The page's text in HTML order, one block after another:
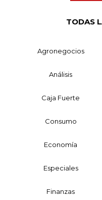
TODAS
Agronegocios
Análisis
Caja Fuerte
Consumo
Economía
Especiales
Finanzas